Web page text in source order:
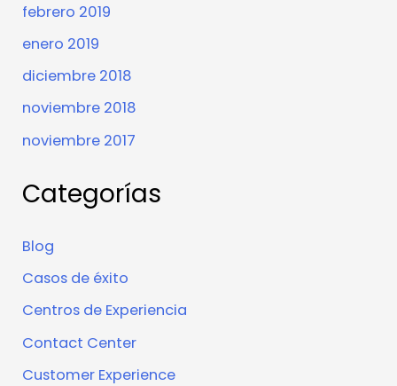
febrero 2019
enero 2019
diciembre 2018
noviembre 2018
noviembre 2017
Categorías
Blog
Casos de éxito
Centros de Experiencia
Contact Center
Customer Experience